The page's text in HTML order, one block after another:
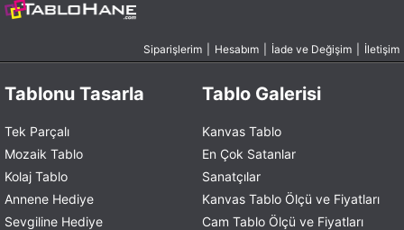
Siparişlerim Hesabım İade ve Değişim İletişim
Tablonu Tasarla
Tek Parçalı
Mozaik Tablo
Kolaj Tablo
Annene Hediye
Sevgiline Hediye
Tablo Galerisi
Kanvas Tablo
En Çok Satanlar
Sanatçılar
Kanvas Tablo Ölçü ve Fiyatları
Cam Tablo Ölçü ve Fiyatları